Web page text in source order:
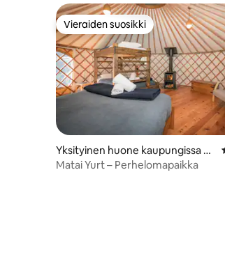
Vieraiden suosikki
Vieraiden suosikki
Yksityinen huone kaupungissa W
ānaka
Matai Yurt – Perhelomapaikka